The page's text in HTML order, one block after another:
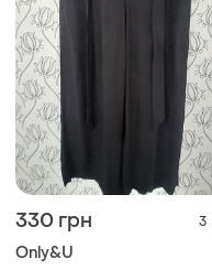
330 грн 3
Only&U